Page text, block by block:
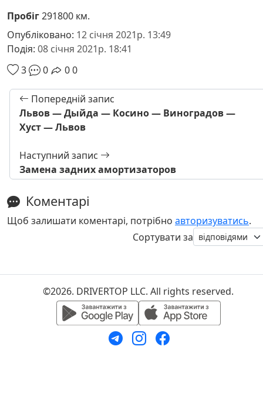
Пробіг291800 км.
Опубліковано: 12 січня 2021р. 13:49
Подія: 08 січня 2021р. 18:41
3
0 00
Попередній запис
Львов — Дыйда — Косино — Виноградов —
Хуст — Львов
Наступний запис
Замена задних амортизаторов
Коментарі
Щоб залишати коментарі, потрібно авторизуватись.
Сортувати за
©2026. DRIVERTOP LLC. All rights reserved.